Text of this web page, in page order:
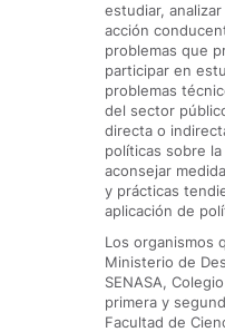
estudiar,
acción
problemas que
participar en
problemas
del sector
directa o
políticas sobre
aconsejar
y prácticas
aplicación de
Los organismos
Ministerio de
SENASA,
primera y
Facultad de